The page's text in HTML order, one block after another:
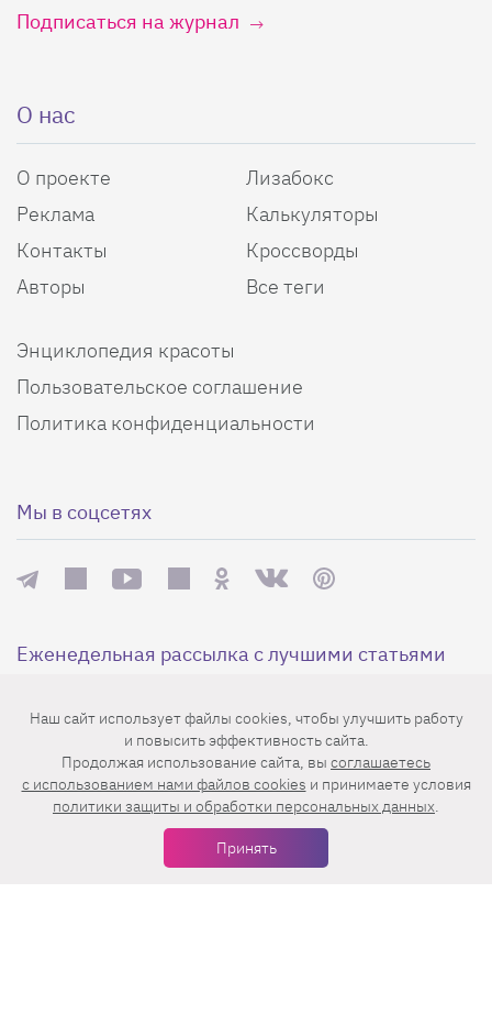
Подписаться на журнал
О нас
О проекте
Реклама
Контакты
Авторы
Лизабокс
Калькуляторы
Кроссворды
Все теги
Энциклопедия красоты
Пользовательское соглашение
Политика конфиденциальности
Мы в соцсетях
Еженедельная рассылка с лучшими статьями
Нажимая на кнопку «Подписаться», вы принимаете условия
пользовательского соглашения,политики конфиденциальности
Наш сайт использует файлы cookies, чтобы улучшить работу
и повысить эффективность сайта.
Продолжая использование сайта, вы соглашаетесь
c использованием нами файлов cookies и принимаете условия
политики защиты и обработки персональных данных.
Принять